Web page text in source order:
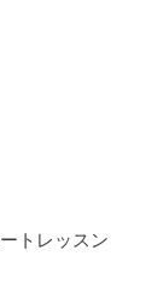
トレッスン